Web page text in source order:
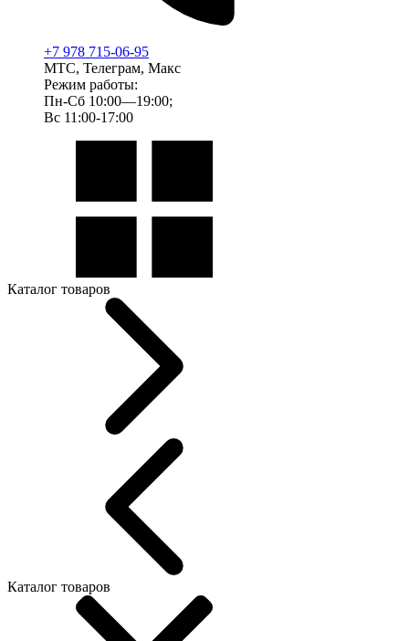
+7 978 715-06-95
МТС, Телеграм, Макс
Режим работы:
Пн-Сб 10:00—19:00;
Вс 11:00-17:00
Каталог товаров
Каталог товаров